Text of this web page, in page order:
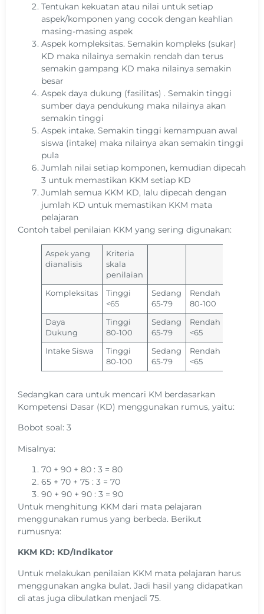
Tentukan kekuatan atau nilai untuk setiap
aspek/komponen yang cocok dengan keahlian
masing-masing aspek
Aspek kompleksitas. Semakin kompleks (sukar)
KD maka nilainya semakin rendah dan terus
semakin gampang KD maka nilainya semakin
besar
Aspek daya dukung (fasilitas) . Semakin tinggi
sumber daya pendukung maka nilainya akan
semakin tinggi
Aspek intake. Semakin tinggi kemampuan awal
siswa (intake) maka nilainya akan semakin tinggi
pula
Jumlah nilai setiap komponen, kemudian dipecah
3 untuk memastikan KKM setiap KD
Jumlah semua KKM KD, lalu dipecah dengan
jumlah KD untuk memastikan KKM mata
pelajaran
Contoh tabel penilaian KKM yang sering digunakan:
Aspek yang
dianalisis
Kriteria
skala
penilaian
Kompleksitas
Tinggi
<65
Sedang
65-79
Rendah
80-100
Daya
Dukung
Tinggi
80-100
Sedang
65-79
Rendah
<65
Intake Siswa
Tinggi
80-100
Sedang
65-79
Rendah
<65
Sedangkan cara untuk mencari KM berdasarkan
Kompetensi Dasar (KD) menggunakan rumus, yaitu:
Bobot soal: 3
Misalnya:
70 + 90 + 80 : 3 = 80
65 + 70 + 75 : 3 = 70
90 + 90 + 90 : 3 = 90
Untuk menghitung KKM dari mata pelajaran
menggunakan rumus yang berbeda. Berikut
rumusnya:
KKM KD: KD/Indikator
Untuk melakukan penilaian KKM mata pelajaran harus
menggunakan angka bulat. Jadi hasil yang didapatkan
di atas juga dibulatkan menjadi 75.